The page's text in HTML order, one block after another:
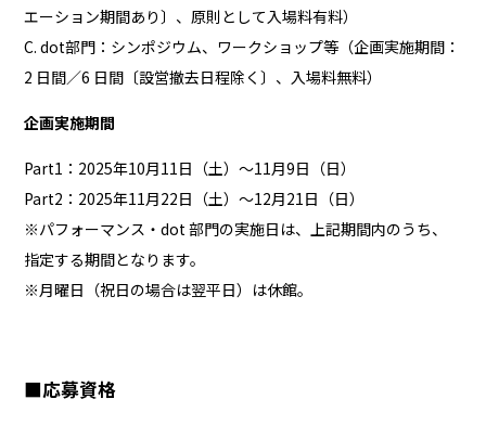
エーション期間あり〕、原則として入場料有料）
C. dot部門：シンポジウム、ワークショップ等（企画実施期間：
2 日間／6 日間〔設営撤去日程除く〕、入場料無料）
企画実施期間
Part1：2025年10月11日（土）～11月9日（日）
Part2：2025年11月22日（土）～12月21日（日）
※パフォーマンス・dot 部門の実施日は、上記期間内のうち、
指定する期間となります。
※月曜日（祝日の場合は翌平日）は休館。
■応募資格